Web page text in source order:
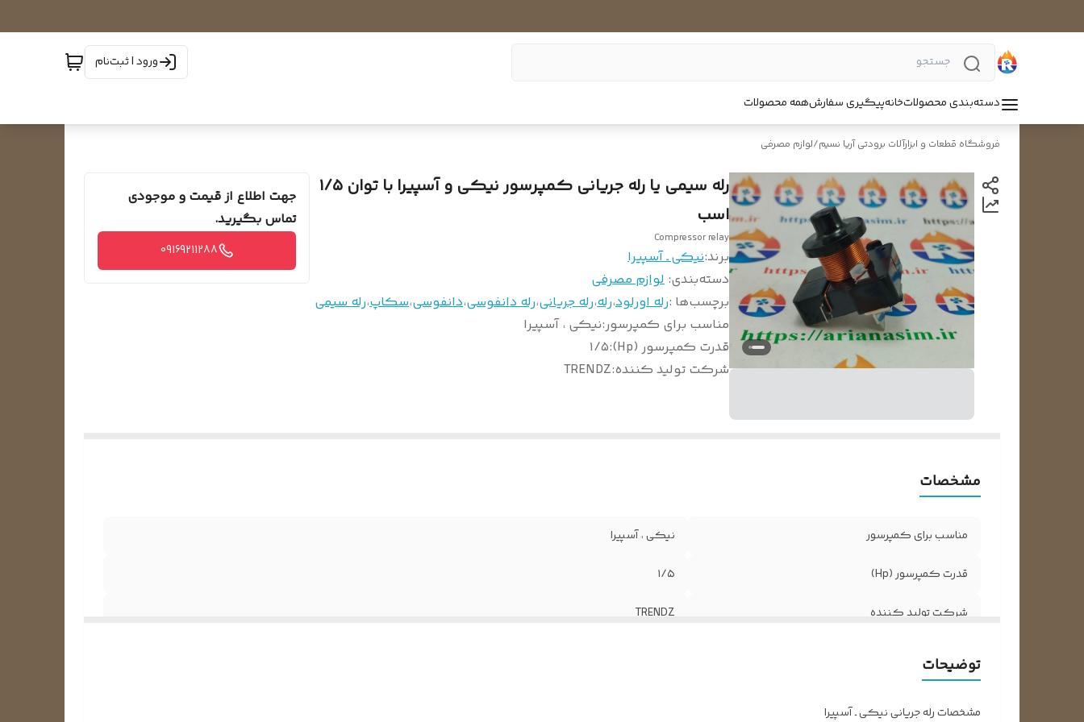
ورود | ثبت‌نام
دسته‌بندی محصولاتخانهپیگیری سفارشهمه محصولات
فروشگاه قطعات و ابزارآلات برودتی آریا نسیم/لوازم مصرفی
رله سیمی یا رله جریانی کمپرسور نیکی و آسپیرا با توان ۱/۵
اسب
Compressor relay
برند:نیکی ـ آسپیرا
دسته‌بندی: لوازم مصرفی
برچسب‌ها :رله اورلود،رله،رله جریانی،رله دانفوسی،دانفوسی،سکاپ،رله سیمی
مناسب برای کمپرسور:نیکی ، آسپیرا
قدرت کمپرسور (Hp)
:۱/۵
شرکت تولید کننده:
TRENDZ
جهت اطلاع از قیمت و موجودی
تماس بگیرید.
09169211288
مشخصات
مناسب برای کمپرسور نیکی ، آسپیرا
قدرت کمپرسور (Hp) ۱/۵
شرکت تولید کننده TRENDZ
توضیحات
مشخصات رله جریانی نیکی ـ آسپیرا